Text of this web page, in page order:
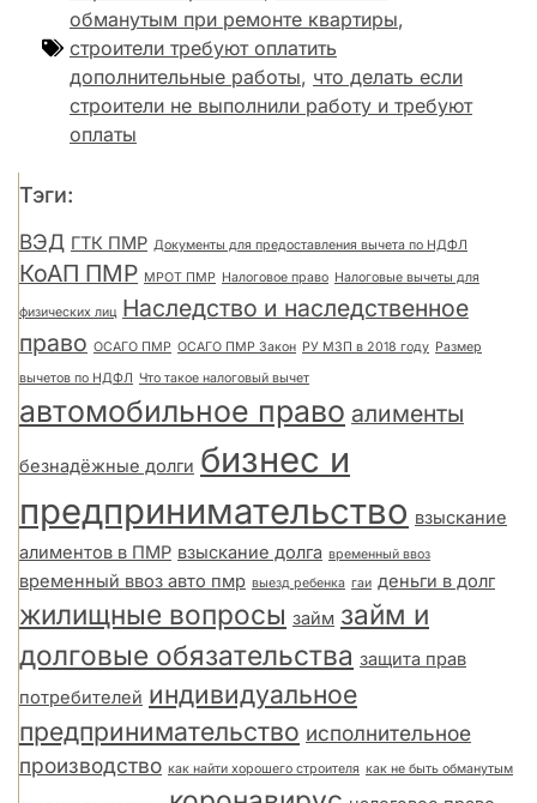
обманутым при ремонте квартиры,
строители требуют оплатить
дополнительные работы, что делать если
строители не выполнили работу и требуют
оплаты
Тэги:
ВЭД ГТК ПМР Документы для предоставления вычета по НДФЛ
КоАП ПМР МРОТ ПМР Налоговое право Налоговые вычеты для
физических лиц Наследство и наследственное
право ОСАГО ПМР ОСАГО ПМР Закон РУ МЗП в 2018 году Размер
вычетов по НДФЛ Что такое налоговый вычет
автомобильное право алименты
безнадёжные долги бизнес и
предпринимательство взыскание
алиментов в ПМР взыскание долга временный ввоз
временный ввоз авто пмр выезд ребенка гаи деньги в долг
жилищные вопросы займ займ и
долговые обязательства защита прав
потребителей индивидуальное
предпринимательство исполнительное
производство как найти хорошего строителя как не быть обманутым